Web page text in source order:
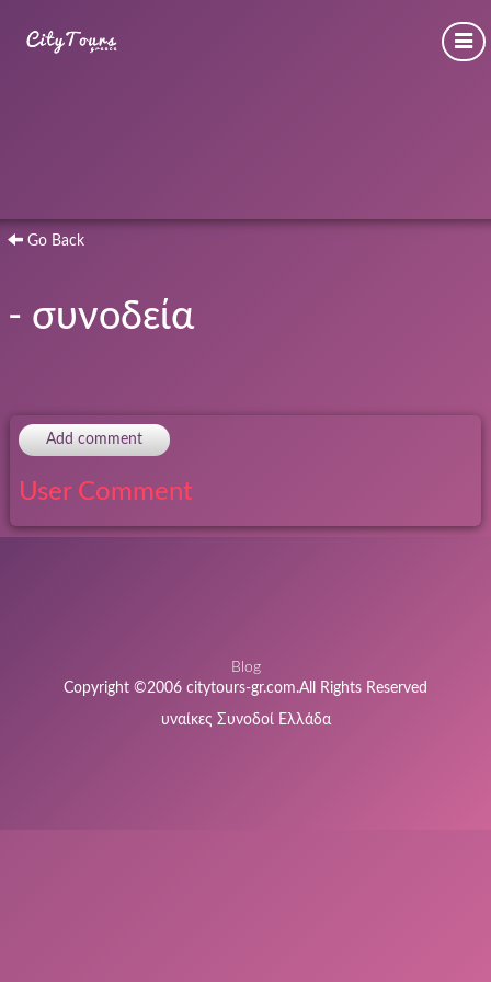
Go Back
- συνοδεία
Add comment
User Comment
Blog
Copyright ©2006 citytours-gr.com.All Rights Reserved
υναίκες Συνοδοί Ελλάδα